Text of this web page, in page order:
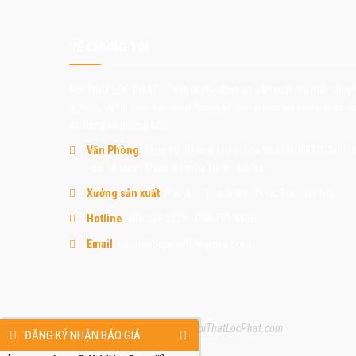
Văn Phòng
Xưởng sản xuất
Hotline
Email
Copyright © 2015 - 2023 by NoiThatLocPhat.com
ĐĂNG KÝ NHẬN BÁO GIÁ